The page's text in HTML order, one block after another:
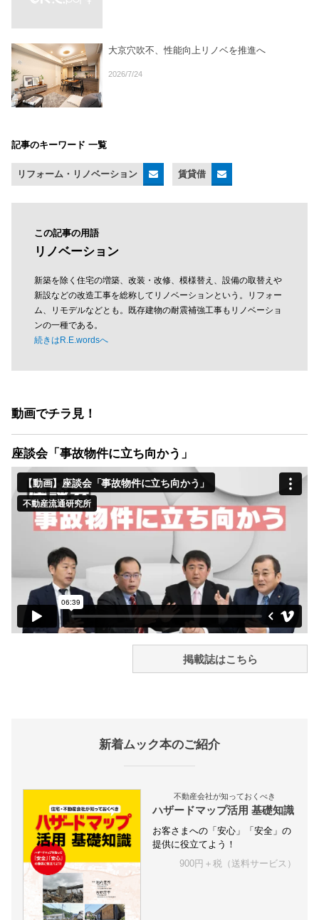
大京穴吹不、性能向上リノベを推進へ
2026/7/24
記事のキーワード 一覧
リフォーム・リノベーション 賃貸借
この記事の用語
リノベーション
新築を除く住宅の増築、改装・改修、模様替え、設備の取替えや
新設などの改造工事を総称してリノベーションという。リフォー
ム、リモデルなどとも。既存建物の耐震補強工事もリノベーショ
ンの一種である。
続きはR.E.wordsへ
動画でチラ見！
座談会「事故物件に立ち向かう」
掲載誌はこちら
新着ムック本のご紹介
不動産会社が知っておくべき
ハザードマップ活用 基礎知識
お客さまへの「安心」「安全」の
提供に役立てよう！
900円＋税（送料サービス）